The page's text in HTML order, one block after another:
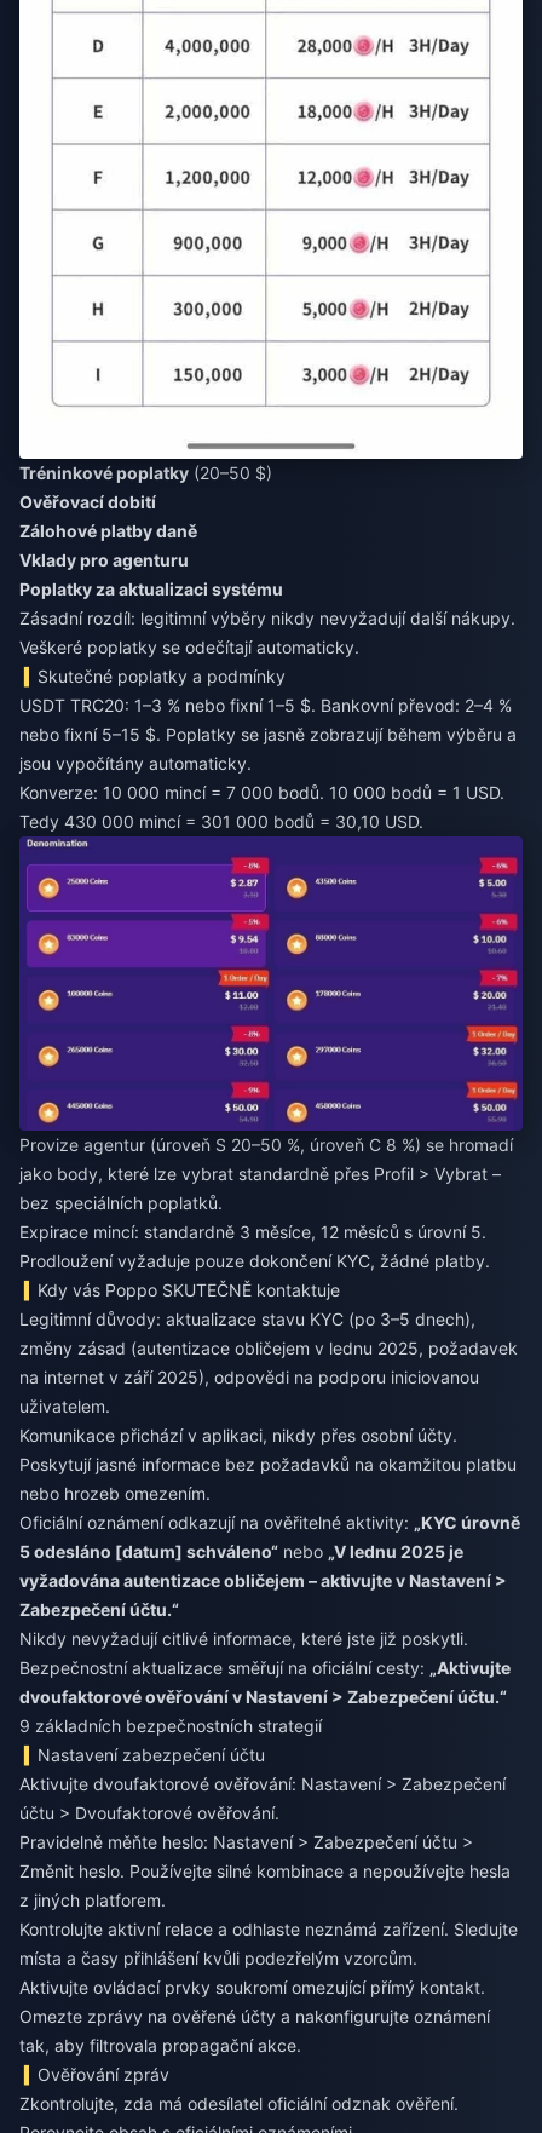
Tréninkové poplatky (20–50 $)
Ověřovací dobití
Zálohové platby daně
Vklady pro agenturu
Poplatky za aktualizaci systému
Zásadní rozdíl: legitimní výběry nikdy nevyžadují další nákupy.
Veškeré poplatky se odečítají automaticky.
Skutečné poplatky a podmínky
USDT TRC20: 1–3 % nebo fixní 1–5 $. Bankovní převod: 2–4 %
nebo fixní 5–15 $. Poplatky se jasně zobrazují během výběru a
jsou vypočítány automaticky.
Konverze: 10 000 mincí = 7 000 bodů. 10 000 bodů = 1 USD.
Tedy 430 000 mincí = 301 000 bodů = 30,10 USD.
Provize agentur (úroveň S 20–50 %, úroveň C 8 %) se hromadí
jako body, které lze vybrat standardně přes Profil > Vybrat –
bez speciálních poplatků.
Expirace mincí: standardně 3 měsíce, 12 měsíců s úrovní 5.
Prodloužení vyžaduje pouze dokončení KYC, žádné platby.
Kdy vás Poppo SKUTEČNĚ kontaktuje
Legitimní důvody: aktualizace stavu KYC (po 3–5 dnech),
změny zásad (autentizace obličejem v lednu 2025, požadavek
na internet v září 2025), odpovědi na podporu iniciovanou
uživatelem.
Komunikace přichází v aplikaci, nikdy přes osobní účty.
Poskytují jasné informace bez požadavků na okamžitou platbu
nebo hrozeb omezením.
Oficiální oznámení odkazují na ověřitelné aktivity: „KYC úrovně
5 odesláno [datum] schváleno“ nebo „V lednu 2025 je
vyžadována autentizace obličejem – aktivujte v Nastavení >
Zabezpečení účtu.“
Nikdy nevyžadují citlivé informace, které jste již poskytli.
Bezpečnostní aktualizace směřují na oficiální cesty: „Aktivujte
dvoufaktorové ověřování v Nastavení > Zabezpečení účtu.“
9 základních bezpečnostních strategií
Nastavení zabezpečení účtu
Aktivujte dvoufaktorové ověřování: Nastavení > Zabezpečení
účtu > Dvoufaktorové ověřování.
Pravidelně měňte heslo: Nastavení > Zabezpečení účtu >
Změnit heslo. Používejte silné kombinace a nepoužívejte hesla
z jiných platforem.
Kontrolujte aktivní relace a odhlaste neznámá zařízení. Sledujte
místa a časy přihlášení kvůli podezřelým vzorcům.
Aktivujte ovládací prvky soukromí omezující přímý kontakt.
Omezte zprávy na ověřené účty a nakonfigurujte oznámení
tak, aby filtrovala propagační akce.
Ověřování zpráv
Zkontrolujte, zda má odesílatel oficiální odznak ověření.